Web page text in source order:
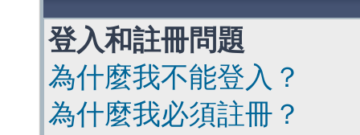
登入和註冊問題
為什麼我不能登入？
為什麼我必須註冊？